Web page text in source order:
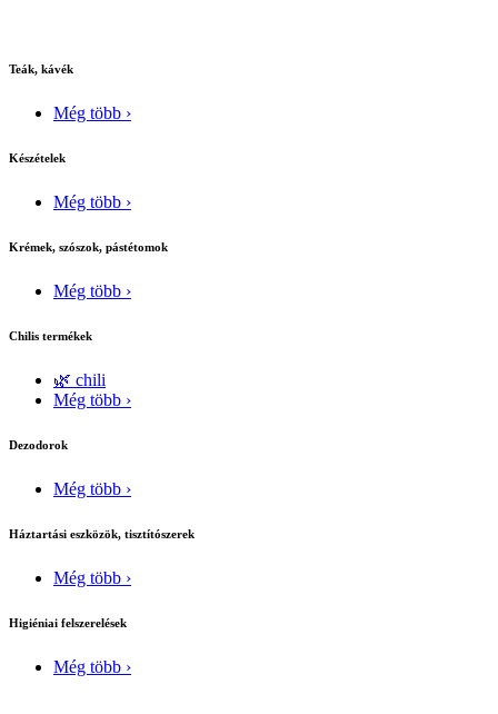
Teák, kávék
Még több ›
Készételek
Még több ›
Krémek, szószok, pástétomok
Még több ›
Chilis termékek
🌿 chili
Még több ›
Dezodorok
Még több ›
Háztartási eszközök, tisztítószerek
Még több ›
Higiéniai felszerelések
Még több ›